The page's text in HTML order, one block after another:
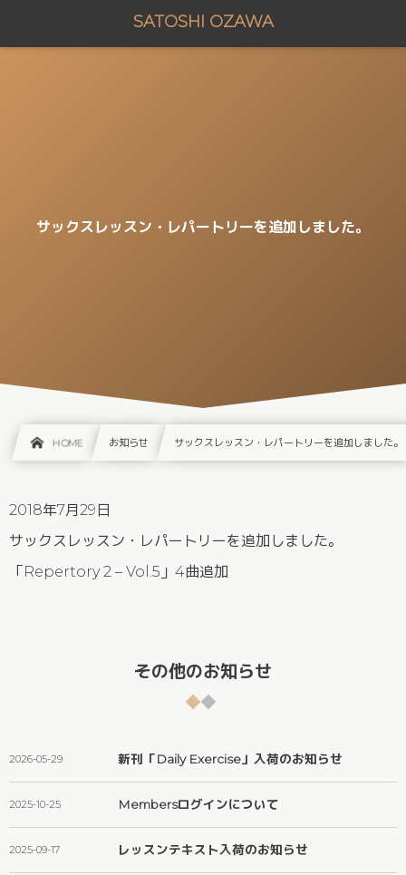
SATOSHI OZAWA
サックスレッスン・レパートリーを追加しました。
HOME お知らせ サックスレッスン・レパートリーを追加しました。
2018年7月29日
サックスレッスン・レパートリーを追加しました。
「Repertory 2 – Vol.5」4曲追加
その他のお知らせ
2026-05-29 新刊「Daily Exercise」入荷のお知らせ
2025-10-25 Membersログインについて
2025-09-17 レッスンテキスト入荷のお知らせ